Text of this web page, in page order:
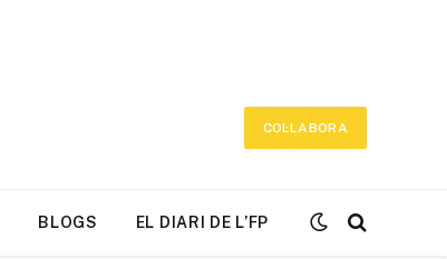
COL·LABORA
BLOGS EL DIARI DE L’FP